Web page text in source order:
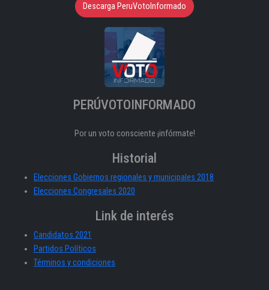
Descarga PeruVotoInformado
PERÚVOTOINFORMADO
Por un voto consciente ¡infórmate!
Historial
Elecciones Gobiernos regionales y municipales 2018
Elecciones Congresales 2020
Link de interés
Candidatos 2021
Partidos Políticos
Términos y condiciones